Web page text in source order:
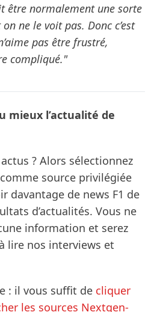
être normalement une sorte
ne le voit pas. Donc c’est
pas être frustré,
compliqué."
mieux l’actualité de
? Alors sélectionnez
source privilégiée
davantage de news F1 de
d’actualités. Vous ne
information et serez
lire nos interviews et
: il vous suffit de cliquer
les sources Nextgen-